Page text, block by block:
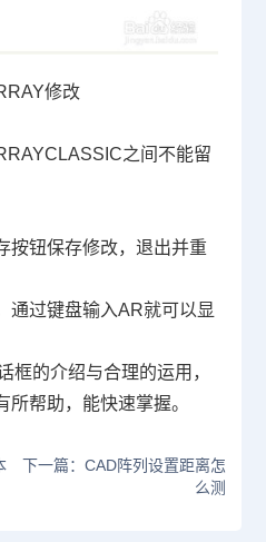
修改
之间不能留
按钮保存修改，退出并重
通过键盘输入AR就可以显
框的介绍与合理的运用，
帮助，能快速掌握。
下一篇：CAD阵列设置距离怎
么测